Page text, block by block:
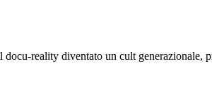
reality diventato un cult generazionale,